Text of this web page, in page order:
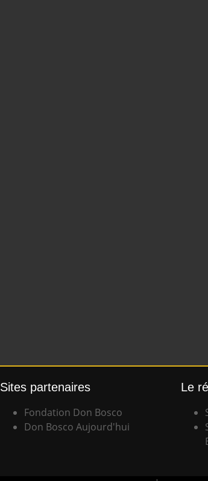
Sites partenaires
Fondation Don Bosco
Don Bosco Aujourd'hui
Le